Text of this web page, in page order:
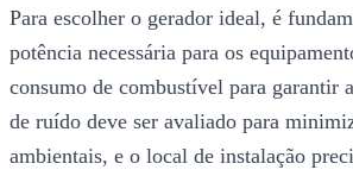
Para escolher o gerador ideal, é
potência necessária para os
consumo de combustível para garantir
de ruído deve ser avaliado para
ambientais, e o local de instalação